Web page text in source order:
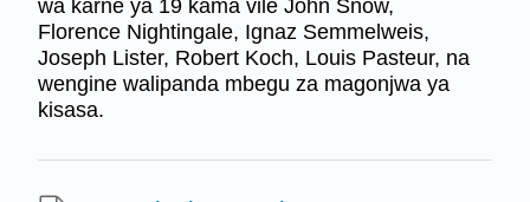
wa karne ya 19 kama vile John Snow,
Florence Nightingale, Ignaz Semmelweis,
Joseph Lister, Robert Koch, Louis Pasteur, na
wengine walipanda mbegu za magonjwa ya
kisasa.